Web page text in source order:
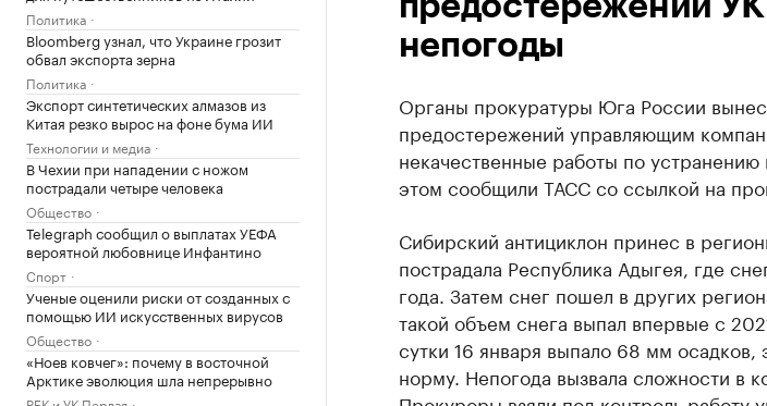
Политика
Bloomberg узнал, что Украине грозит
обвал экспорта зерна
Политика
Экспорт синтетических алмазов из
Китая резко вырос на фоне бума ИИ
Технологии и медиа
В Чехии при нападении с ножом
пострадали четыре человека
Общество
Telegraph сообщил о выплатах УЕФА
вероятной любовнице Инфантино
Спорт
Ученые оценили риски от созданных с
помощью ИИ искусственных вирусов
Общество
«Ноев ковчег»: почему в восточной
Арктике эволюция шла непрерывно
непогоды
Органы прокуратуры Юга России
предостережений управляющим
некачественные работы по
этом сообщили ТАСС со ссылкой на
Сибирский антициклон принес в
пострадала Республика Адыгея, где
года. Затем снег пошел в других
такой объем снега выпал впервые с
сутки 16 января выпало 68 мм
норму. Непогода вызвала сложности в